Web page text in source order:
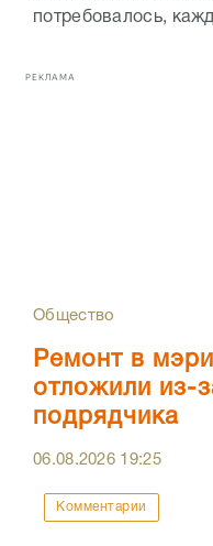
потребовалось,
РЕКЛАМА
Общество
Ремонт в
отложили из-
подрядчика
06.08.2026 19:25
Комментарии